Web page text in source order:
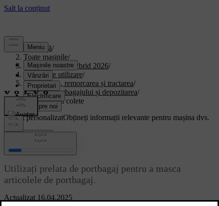
Asistență/
Toate mașinile/
XC90 Plug-in Hybrid 2026/
Manual de utilizare/
Depozitarea, remorcarea și tractarea/
Spațiul portbagajului și depozitarea/
Raftul pentru colete
Suport personalizatObțineți informații relevante pentru mașina dvs.
Conectează-te
Actualizat 16.04.2025
Raftul pentru colete
Utilizați prelata de portbagaj pentru a masca
articolele de portbagaj.